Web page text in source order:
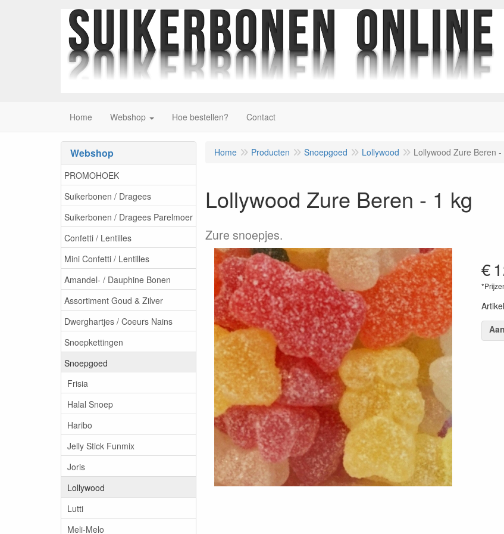
Home Webshop Hoe bestellen? Contact
Webshop
PROMOHOEK
Suikerbonen / Dragees
Suikerbonen / Dragees Parelmoer
Confetti / Lentilles
Mini Confetti / Lentilles
Amandel- / Dauphine Bonen
Assortiment Goud & Zilver
Dwerghartjes / Coeurs Nains
Snoepkettingen
Snoepgoed
Frisia
Halal Snoep
Haribo
Jelly Stick Funmix
Joris
Lollywood
Lutti
Meli-Melo
Home Producten Snoepgoed Lollywood Lollywood Zure Beren -
Lollywood Zure Beren - 1 kg
Zure snoepjes.
€